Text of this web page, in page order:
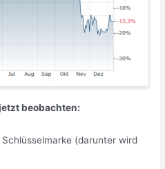
beobachten:
(darunter wird